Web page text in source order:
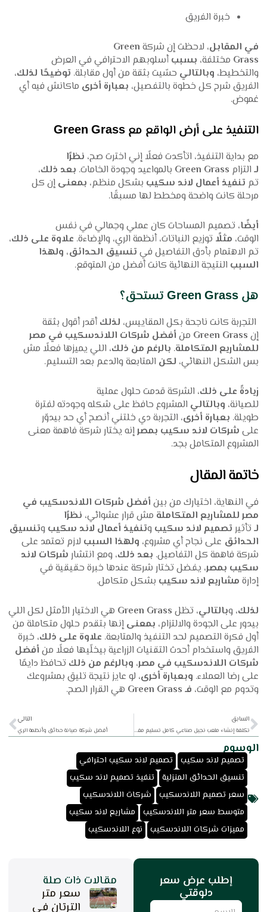
خبرة الفريق
في المقابل، لاحظت إن شركة Green
Grass مختلفة، بسببأسلوبهم الاحترافي في العرض
والتخطيط، وبالتالي حسّيت بثقة من أول مقابلة. توضيحًا لذلك،
الفريق شرح كل خطوة بالتفصيل، بعبارة أخرى ماكانش فيه أي
غموض.
التنفيذ على أرض الواقع مع Green Grass
مع بداية التنفيذ، اتأكدت فعلًا إني اخترت صح، نظرًا
لـ التزام Green Grass بالمواعيد وجودة الخامات. بعد ذلك،
تم تنفيذ أعمال لاند سكيب بشكل منظم، بمعنىإن كل
مرحلة كانت واضحة ومخطط لها مسبقًا.
أيضًا، تصميم المساحات كان عملي وجمالي في نفس
الوقت، مثلًا توزيع النباتات، أنظمة الري، والإضاءة. علاوة على ذلك،
تم الاهتمام بأدق التفاصيل في تنسيق الحدائق، ولهذا
السبب النتيجة النهائية كانت أفضل من المتوقع.
هل Green Grass تستحق؟
التجربة كانت ناجحة بكل المقاييس، لذلكأقدر أقول بثقة
إن Green Grass من أفضل شركات اللاندسكيب في مصر
للمشاريع المتكاملة. بالرغم من ذلك، اللي يميزها فعلًا مش
بس الشكل النهائي، لكن المتابعة والدعم بعد التسليم.
زيادةً على ذلك، الشركة قدمت حلول عملية
للصيانة، وبالتالي المشروع حافظ على شكله وجودته لفترة
طويلة. بعبارة أخرى، التجربة دي خلتني أنصح أي حد بيدوّر
على شركات لاند سكيب بمصرإنه يختار شركة فاهمة معنى
المشروع المتكامل بجد.
خاتمة المقال
في النهاية، اختيارك من بين أفضل شركات اللاندسكيب في
مصر للمشاريع المتكاملة مش قرار عشوائي، نظرًا
لـ تأثير تصميم لاند سكيب وتنفيذ أعمال لاند سكيب وتنسيق
الحدائق على نجاح أي مشروع، ولهذا السبب لازم تعتمد على
شركة فاهمة كل التفاصيل. بعد ذلك، ومع انتشار شركات لاند
سكيب بمصر، يفضل تختار شركة عندها خبرة حقيقية في
إدارة مشاريع لاند سكيب بشكل متكامل.
لذلك، وبالتالي، تظل Green Grass هي الاختيار الأمثل لكل اللي
بيدور على الجودة والالتزام، بمعنىإنها بتقدم حلول متكاملة من
أول فكرة التصميم لحد التنفيذ والمتابعة. علاوة على ذلك، خبرة
الفريق واستخدام أحدث التقنيات الزراعية بيخلّيها فعلًا من أفضل
شركات اللاندسكيب في مصر، وبالرغم من ذلك تحافظ دايمًا
على رضا العملاء. وبعبارة أخرى، لو عايز نتيجة تليق بمشروعك
وتدوم مع الوقت، فـ Green Grass هي القرار الصح.
Prev
السابق
تكلفة إنشاء ملعب نجيل صناعي كامل تسليم مفتاح
التالي
أفضل شركة صيانة حدائق وأنظمة الري
الوسوم
تصميم لاند سكيب تصميم لاند سكيب احترافي
تنسيق الحدائق المنزلية
تنفيذ تصميم لاند سكيب
سعر تصميم اللاندسكيب
شركات اللاندسكيب
متوسط سعر متر اللاندسكيب
مشاريع لاند سكيب
مميزات شركات اللاندسكيب
نوع اللاندسكيب
إطلب عرض سعر
دلوقتي
Name
مقالات ذات صلة
سعر متر
الترتان فى